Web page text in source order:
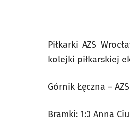
Piłkarki AZS
kolejki piłkarskiej
Górnik Łęczna – AZS
Bramki: 1:0 Anna